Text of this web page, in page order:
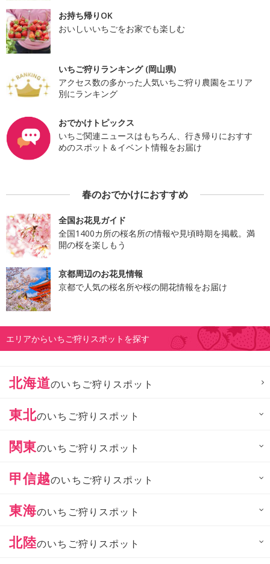
お持ち帰りOK
おいしいいちごをお家でも楽しむ
いちご狩りランキング (岡山県)
アクセス数の多かった人気いちご狩り農園をエリア
別にランキング
おでかけトピックス
いちご関連ニュースはもちろん、行き帰りにおすす
めのスポット＆イベント情報をお届け
春のおでかけにおすすめ
全国お花見ガイド
全国1400カ所の桜名所の情報や見頃時期を掲載。満
開の桜を楽しもう
京都周辺のお花見情報
京都で人気の桜名所や桜の開花情報をお届け
エリアからいちご狩りスポットを探す
北海道のいちご狩りスポット
東北のいちご狩りスポット
関東のいちご狩りスポット
甲信越のいちご狩りスポット
東海のいちご狩りスポット
北陸のいちご狩りスポット